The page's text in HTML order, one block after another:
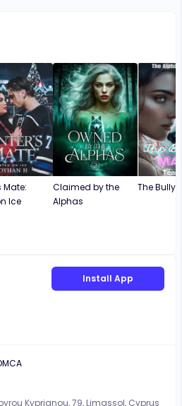
Mate:
Ice
Claimed by the
Alphas
The
Install App
Kyprianou, 79, Limassol, Cyprus